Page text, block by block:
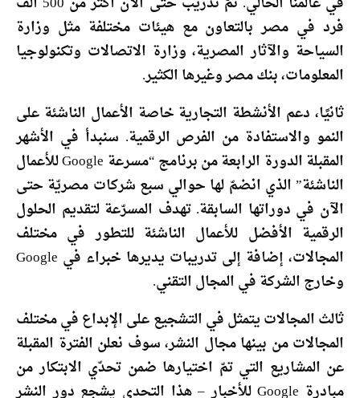
فرد في مصر بالتعاون مع هيئات مختلفة مثل وزارة
السياحة والآثار المصرية، وزارة الاتصالات وتكنولوجيا
المعلومات، بنك مصر وغيرها الكثير.
ثانيًا، دعم الأنشطة التجارية خاصة الأعمال الناشئة على
النمو والاستفادة من الفرص الرقمية. سنبدأ في الأشهر
المقبلة الدورة الرابعة من برنامج “مسرعة Google للأعمال
الناشئة” الذي انضمّ لها حوالي سبع شركات مصريّة حتى
الآن في دوراتها السابقة. تهدف المسرّعة لتقديم الحلول
الرقمية الأفضل للأعمال الناشئة للتطور في مختلف
المجالات، إضافة إلى تدريبات يديرها خبراء في Google
وخارج الشركة في المجال التقني.
ثالث المجالات يتمثل في التشجيع على الإبداع في مختلف
المجالات من بينها مجال النشر، سوف نعلن الفترة المقبلة
عن المشاريع التي تمّ اختيارها ضمن تحدّي الابتكار من
مبادرة Google للأخبار – هذا التحدي يشجع دور النشر